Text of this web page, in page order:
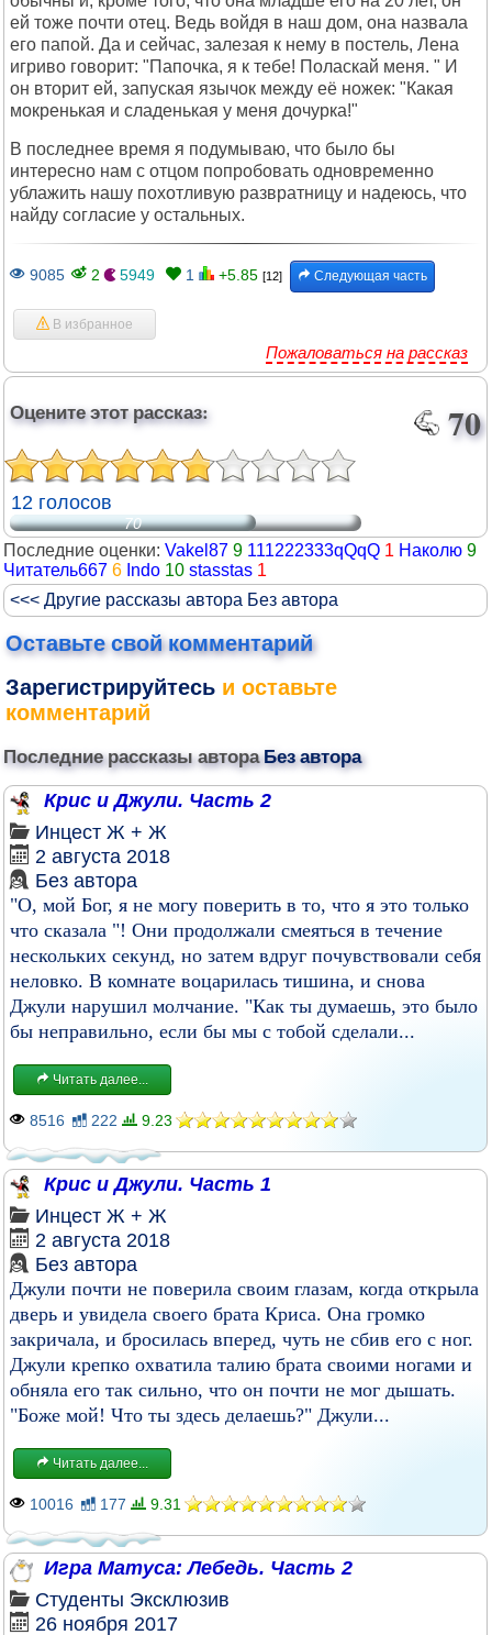
ей тоже почти отец. Ведь войдя в наш дом, она назвала
его папой. Да и сейчас, залезая к нему в постель, Лена
игриво говорит: "Папочка, я к тебе! Поласкай меня. " И
он вторит ей, запуская язычок между её ножек: "Какая
мокренькая и сладенькая у меня дочурка!"
В последнее время я подумываю, что было бы
интересно нам с отцом попробовать одновременно
ублажить нашу похотливую развратницу и надеюсь, что
найду согласие у остальных.
9085 2 5949 1 +5.85 [12] Следующая часть
В избранное
Пожаловаться на рассказ
Оцените этот рассказ: 70
12 голосов
70
Последние оценки: Vakel87 9 111222333qQqQ 1 Наколю 9
Читатель667 6 Indo 10 stasstas 1
<<< Другие рассказы автора Без автора
Оставьте свой комментарий
Зарегистрируйтесь и оставьте
комментарий
Последние рассказы автораБез автора
Крис и Джули. Часть 2
Инцест Ж + Ж
2 августа 2018
Без автора
"О, мой Бог, я не могу поверить в то, что я это только
что сказала "! Они продолжали смеяться в течение
нескольких секунд, но затем вдруг почувствовали себя
неловко. В комнате воцарилась тишина, и снова
Джули нарушил молчание. "Как ты думаешь, это было
бы неправильно, если бы мы с тобой сделали...
Читать далее...
8516 222 9.23
Крис и Джули. Часть 1
Инцест Ж + Ж
2 августа 2018
Без автора
Джули почти не поверила своим глазам, когда открыла
дверь и увидела своего брата Криса. Она громко
закричала, и бросилась вперед, чуть не сбив его с ног.
Джули крепко охватила талию брата своими ногами и
обняла его так сильно, что он почти не мог дышать.
"Боже мой! Что ты здесь делаешь?" Джули...
Читать далее...
10016 177 9.31
Игра Матуса: Лебедь. Часть 2
Студенты Эксклюзив
26 ноября 2017